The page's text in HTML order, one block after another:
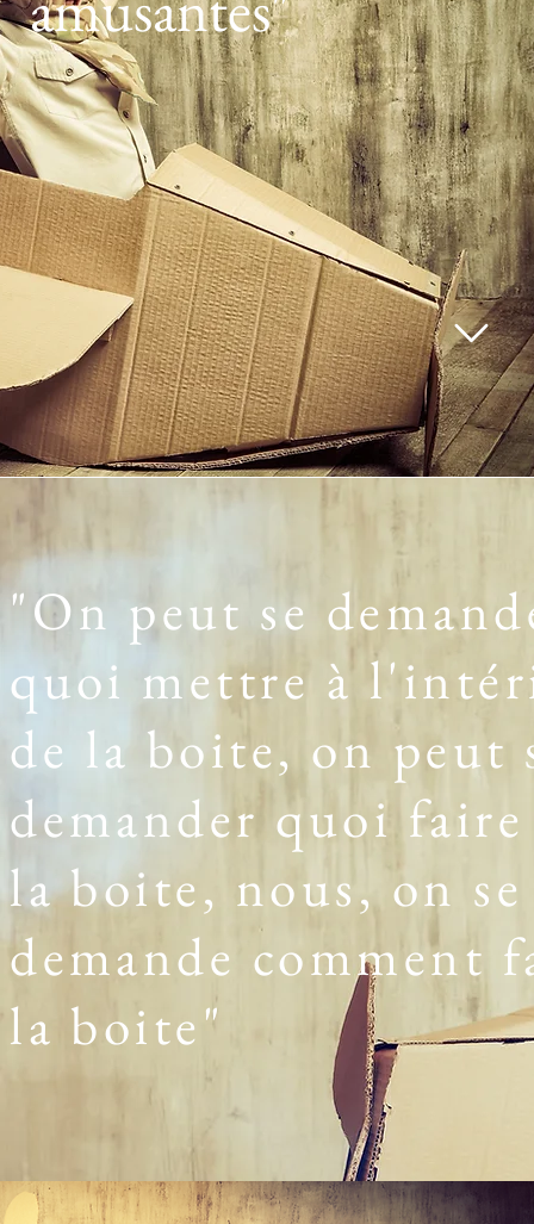
"On peut se
quoi mettre à
de la boite, on peut
demander quoi faire
la boite, nous, on se
demande comment
la boite"